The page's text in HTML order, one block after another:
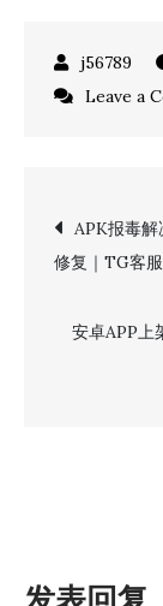
Leave a
文
章
导
APK报毒
修复｜TG客
安卓APP上